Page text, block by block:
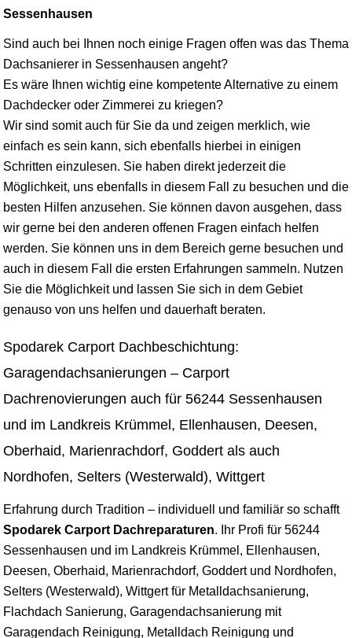
Sessenhausen
Sind auch bei Ihnen noch einige Fragen offen was das Thema
Dachsanierer in Sessenhausen angeht?
Es wäre Ihnen wichtig eine kompetente Alternative zu einem
Dachdecker oder Zimmerei zu kriegen?
Wir sind somit auch für Sie da und zeigen merklich, wie
einfach es sein kann, sich ebenfalls hierbei in einigen
Schritten einzulesen. Sie haben direkt jederzeit die
Möglichkeit, uns ebenfalls in diesem Fall zu besuchen und die
besten Hilfen anzusehen. Sie können davon ausgehen, dass
wir gerne bei den anderen offenen Fragen einfach helfen
werden. Sie können uns in dem Bereich gerne besuchen und
auch in diesem Fall die ersten Erfahrungen sammeln. Nutzen
Sie die Möglichkeit und lassen Sie sich in dem Gebiet
genauso von uns helfen und dauerhaft beraten.
Spodarek Carport Dachbeschichtung:
Garagendachsanierungen – Carport
Dachrenovierungen auch für 56244 Sessenhausen
und im Landkreis Krümmel, Ellenhausen, Deesen,
Oberhaid, Marienrachdorf, Goddert als auch
Nordhofen, Selters (Westerwald), Wittgert
Erfahrung durch Tradition – individuell und familiär so schafft
Spodarek Carport Dachreparaturen. Ihr Profi für 56244
Sessenhausen und im Landkreis Krümmel, Ellenhausen,
Deesen, Oberhaid, Marienrachdorf, Goddert und Nordhofen,
Selters (Westerwald), Wittgert für Metalldachsanierung,
Flachdach Sanierung, Garagendachsanierung mit
Garagendach Reinigung, Metalldach Reinigung und